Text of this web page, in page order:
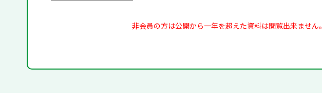
非会員の方は公開から一年を超えた資料は閲覧出来ません。